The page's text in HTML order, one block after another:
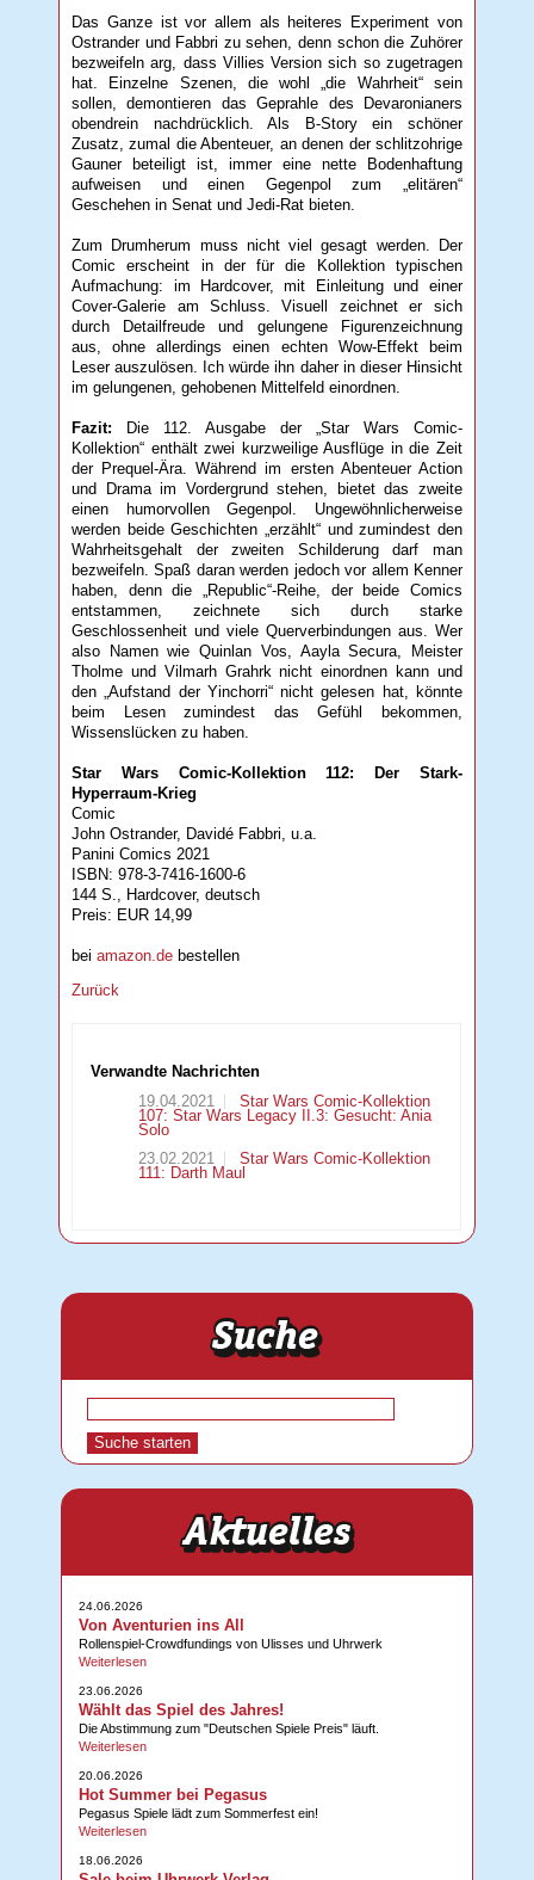
Das Ganze ist vor allem als heiteres Experiment von
Ostrander und Fabbri zu sehen, denn schon die Zuhörer
bezweifeln arg, dass Villies Version sich so zugetragen
hat. Einzelne Szenen, die wohl „die Wahrheit“ sein
sollen, demontieren das Geprahle des Devaronianers
obendrein nachdrücklich. Als B-Story ein schöner
Zusatz, zumal die Abenteuer, an denen der schlitzohrige
Gauner beteiligt ist, immer eine nette Bodenhaftung
aufweisen und einen Gegenpol zum „elitären“
Geschehen in Senat und Jedi-Rat bieten.
Zum Drumherum muss nicht viel gesagt werden. Der
Comic erscheint in der für die Kollektion typischen
Aufmachung: im Hardcover, mit Einleitung und einer
Cover-Galerie am Schluss. Visuell zeichnet er sich
durch Detailfreude und gelungene Figurenzeichnung
aus, ohne allerdings einen echten Wow-Effekt beim
Leser auszulösen. Ich würde ihn daher in dieser Hinsicht
im gelungenen, gehobenen Mittelfeld einordnen.
Fazit: Die 112. Ausgabe der „Star Wars Comic-
Kollektion“ enthält zwei kurzweilige Ausflüge in die Zeit
der Prequel-Ära. Während im ersten Abenteuer Action
und Drama im Vordergrund stehen, bietet das zweite
einen humorvollen Gegenpol. Ungewöhnlicherweise
werden beide Geschichten „erzählt“ und zumindest den
Wahrheitsgehalt der zweiten Schilderung darf man
bezweifeln. Spaß daran werden jedoch vor allem Kenner
haben, denn die „Republic“-Reihe, der beide Comics
entstammen, zeichnete sich durch starke
Geschlossenheit und viele Querverbindungen aus. Wer
also Namen wie Quinlan Vos, Aayla Secura, Meister
Tholme und Vilmarh Grahrk nicht einordnen kann und
den „Aufstand der Yinchorri“ nicht gelesen hat, könnte
beim Lesen zumindest das Gefühl bekommen,
Wissenslücken zu haben.
Star Wars Comic-Kollektion 112: Der Stark-
Hyperraum-Krieg
Comic
John Ostrander, Davidé Fabbri, u.a.
Panini Comics 2021
ISBN: 978-3-7416-1600-6
144 S., Hardcover, deutsch
Preis: EUR 14,99
beiamazon.de bestellen
Zurück
Verwandte Nachrichten
19.04.2021
Star Wars Comic-Kollektion
107: Star Wars Legacy II.3: Gesucht: Ania
Solo
23.02.2021
Star Wars Comic-Kollektion
111: Darth Maul
24.06.2026
Von Aventurien ins All
Rollenspiel-Crowdfundings von Ulisses und Uhrwerk
Weiterlesen
23.06.2026
Wählt das Spiel des Jahres!
Die Abstimmung zum "Deutschen Spiele Preis" läuft.
Weiterlesen
20.06.2026
Hot Summer bei Pegasus
Pegasus Spiele lädt zum Sommerfest ein!
Weiterlesen
18.06.2026